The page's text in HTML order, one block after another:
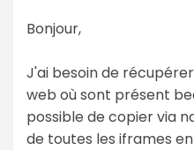
Bonjour,
J'ai besoin de
web où sont présent
possible de copier via
de toutes les iframes